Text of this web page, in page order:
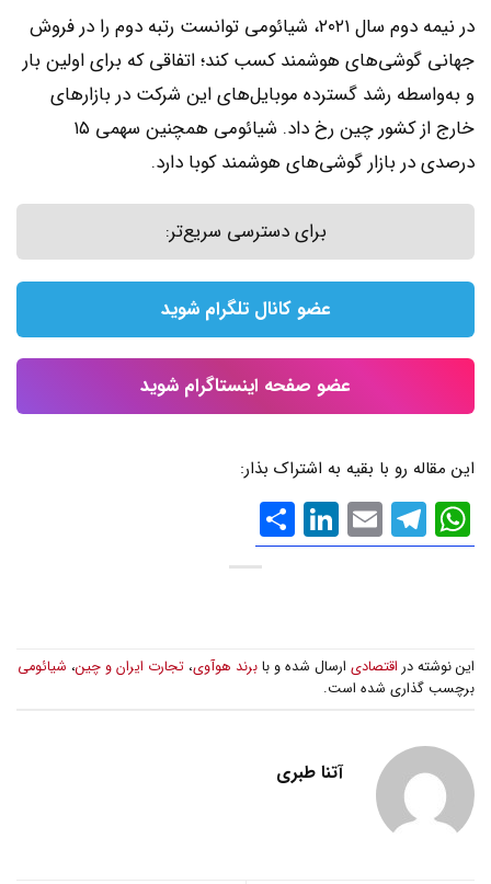
در نیمه دوم سال ۲۰۲۱، شیائومی توانست رتبه دوم را در فروش
جهانی گوشی‌های هوشمند کسب کند؛ اتفاقی که برای اولین بار
و به‌واسطه رشد گسترده موبایل‌های این شرکت در بازارهای
خارج از کشور چین رخ داد. شیائومی همچنین سهمی ۱۵
درصدی در بازار گوشی‌های هوشمند کوبا دارد.
برای دسترسی سریع‌تر:
عضو کانال تلگرام شوید
عضو صفحه اینستاگرام شوید
این مقاله رو با بقیه به اشتراک بذار:
WhatsApp
Telegram
Email
LinkedIn
گذاری
این نوشته در اقتصادی ارسال شده و با برند هوآوی، تجارت ایران و چین، شیائومی
برچسب گذاری شده است.
آتنا طبری